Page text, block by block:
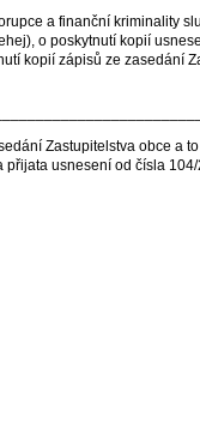
a finanční kriminality
o poskytnutí kopií
kopií zápisů ze zasedání
Zastupitelstva obce a
přijata usnesení od čísla